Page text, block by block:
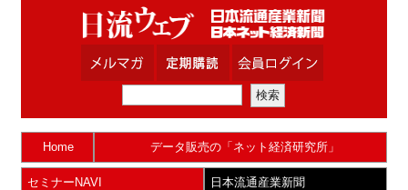
Home データ販売の「ネット経済研究所」
セミナーNAVI 日本流通産業新聞